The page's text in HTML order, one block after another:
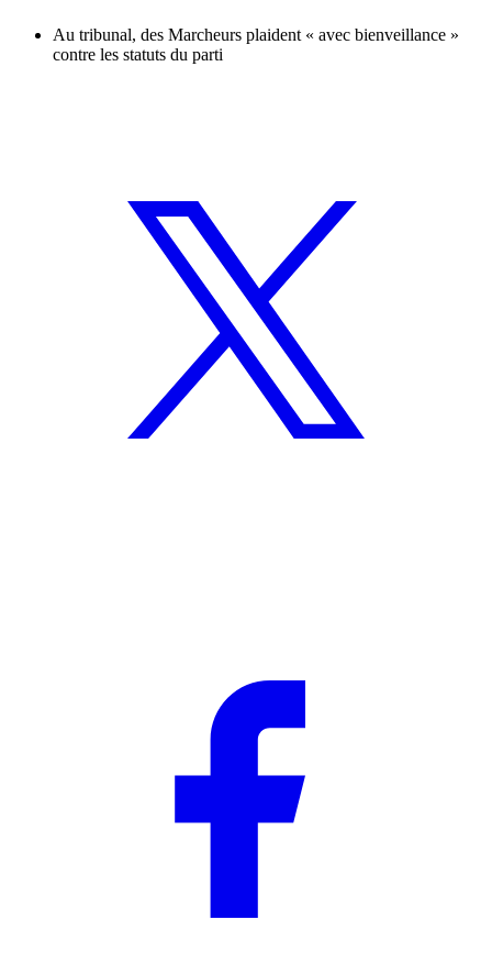
Au tribunal, des Marcheurs plaident « avec bienveillance »
contre les statuts du parti